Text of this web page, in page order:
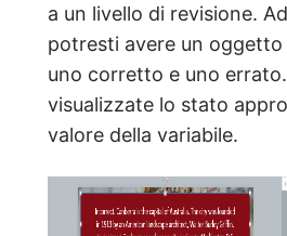
a un livello di revisione.
potresti avere un
uno corretto e uno
visualizzate lo stato
valore della variabile.